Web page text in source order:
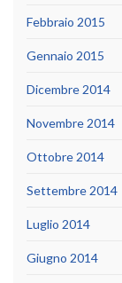
Febbraio 2015
Gennaio 2015
Dicembre 2014
Novembre 2014
Ottobre 2014
Settembre 2014
Luglio 2014
Giugno 2014